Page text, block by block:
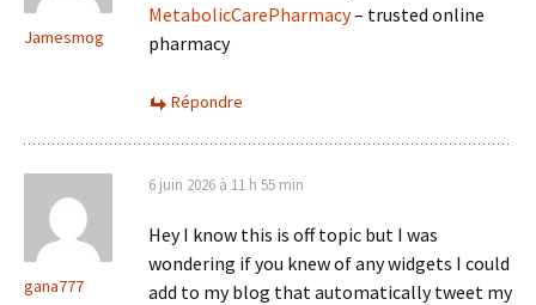
Jamesmog
MetabolicCarePharmacy– trusted online
pharmacy
Répondre
gana777
6 juin 2026 à 11 h 55 min
Hey I know this is off topic but I was
wondering if you knew of any widgets I could
add to my blog that automatically tweet my